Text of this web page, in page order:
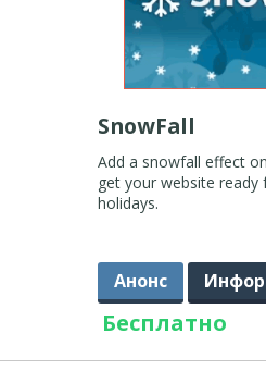
SnowFall
Add a snowfall effect
get your website ready
holidays.
Анонс
Бесплатно